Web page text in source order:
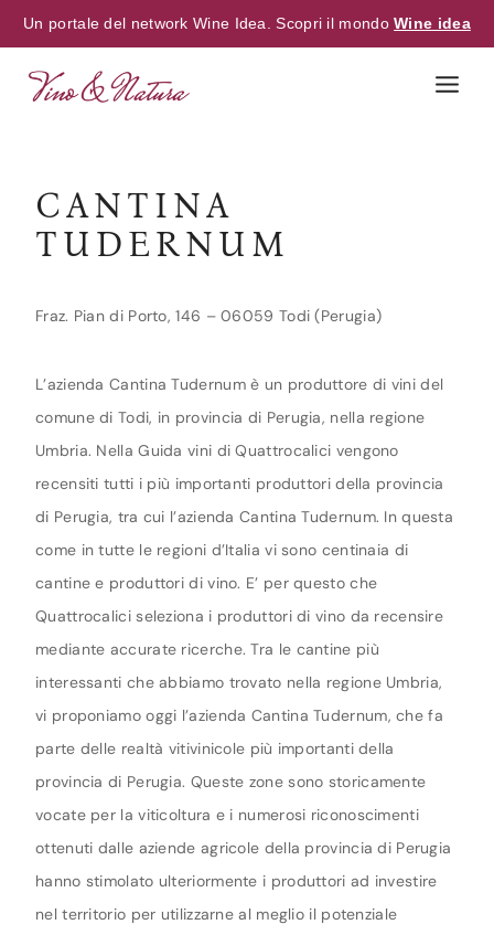
Un portale del network Wine Idea. Scopri il mondoWine idea
CANTINA
TUDERNUM
Fraz. Pian di Porto, 146 – 06059 Todi (Perugia)
L’azienda Cantina Tudernum è un produttore di vini del
comune di Todi, in provincia di Perugia, nella regione
Umbria. Nella Guida vini di Quattrocalici vengono
recensiti tutti i più importanti produttori della provincia
di Perugia, tra cui l’azienda Cantina Tudernum. In questa
come in tutte le regioni d’Italia vi sono centinaia di
cantine e produttori di vino. E’ per questo che
Quattrocalici seleziona i produttori di vino da recensire
mediante accurate ricerche. Tra le cantine più
interessanti che abbiamo trovato nella regione Umbria,
vi proponiamo oggi l’azienda Cantina Tudernum, che fa
parte delle realtà vitivinicole più importanti della
provincia di Perugia. Queste zone sono storicamente
vocate per la viticoltura e i numerosi riconoscimenti
ottenuti dalle aziende agricole della provincia di Perugia
hanno stimolato ulteriormente i produttori ad investire
nel territorio per utilizzarne al meglio il potenziale